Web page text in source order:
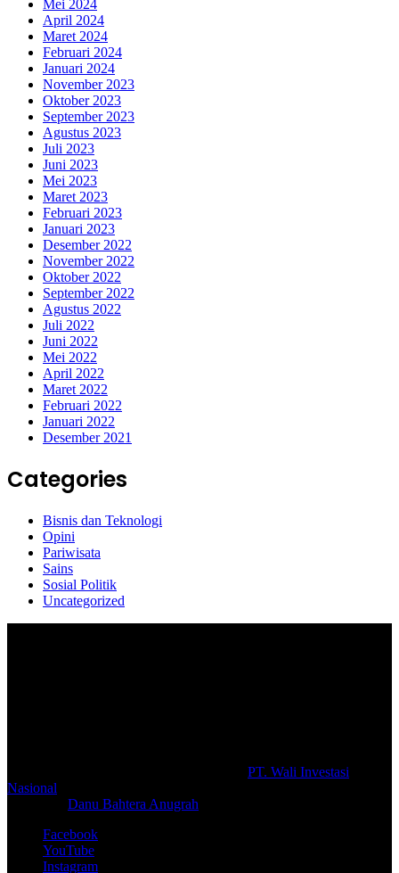
Mei 2024
April 2024
Maret 2024
Februari 2024
Januari 2024
November 2023
Oktober 2023
September 2023
Agustus 2023
Juli 2023
Juni 2023
Mei 2023
Maret 2023
Februari 2023
Januari 2023
Desember 2022
November 2022
Oktober 2022
September 2022
Agustus 2022
Juli 2022
Juni 2022
Mei 2022
April 2022
Maret 2022
Februari 2022
Januari 2022
Desember 2021
Categories
Bisnis dan Teknologi
Opini
Pariwisata
Sains
Sosial Politik
Uncategorized
PT. Wali Investasi
Nasional
Danu Bahtera Anugrah
Facebook
YouTube
Instagram